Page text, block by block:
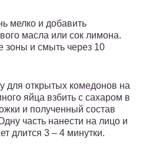
мелко и добавить
масла или сок лимона.
зоны и смыть через 10
для открытых комедонов на
яйца взбить с сахаром в
и полученный состав
часть нанести на лицо и
длится 3 – 4 минутки.